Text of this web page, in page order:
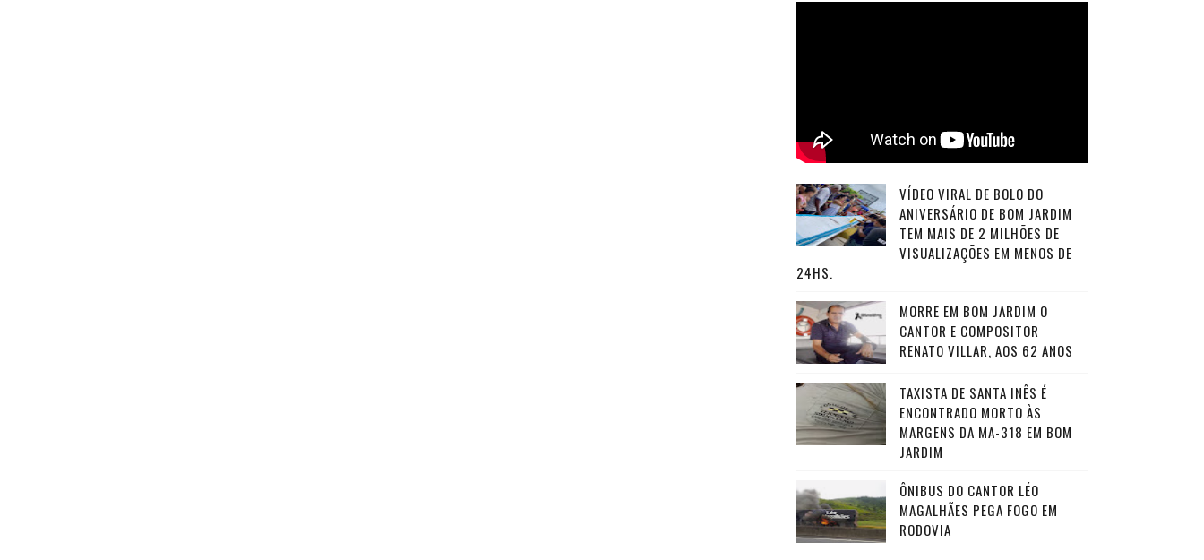
VÍDEO VIRAL DE BOLO DO
ANIVERSÁRIO DE BOM JARDIM
TEM MAIS DE 2 MILHÕES DE
VISUALIZAÇÕES EM MENOS DE
24HS.
MORRE EM BOM JARDIM O
CANTOR E COMPOSITOR
RENATO VILLAR, AOS 62 ANOS
TAXISTA DE SANTA INÊS É
ENCONTRADO MORTO ÀS
MARGENS DA MA-318 EM BOM
JARDIM
ÔNIBUS DO CANTOR LÉO
MAGALHÃES PEGA FOGO EM
RODOVIA